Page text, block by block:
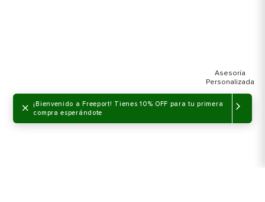
×
¡Bienvenido a Freeport! Tienes 10% OFF para tu primera
compra esperándote